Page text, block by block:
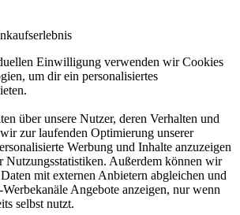
Einwilligung verwenden wir Cookies
um dir ein personalisiertes
über unsere Nutzer, deren Verhalten und
zur laufenden Optimierung unserer
Werbung und Inhalte anzuzeigen
Nutzungsstatistiken. Außerdem können wir
mit externen Anbietern abgleichen und
Angebote anzeigen, nur wenn
selbst nutzt.